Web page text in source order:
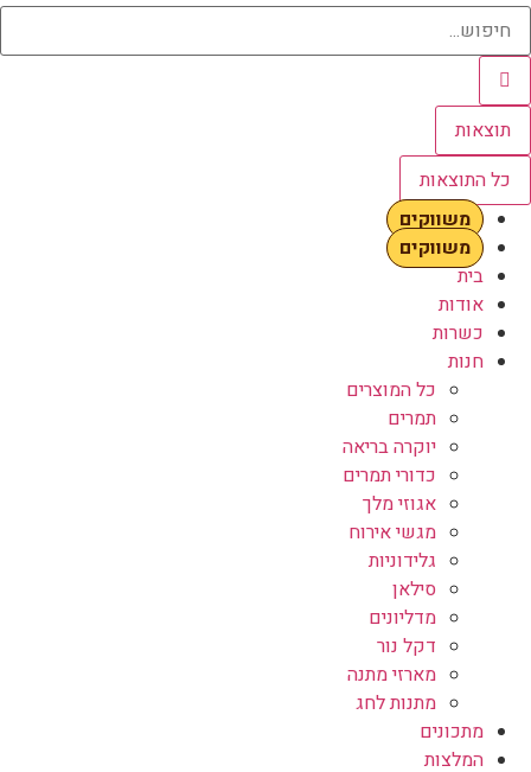
תוצאות
כל התוצאות
משווקים
משווקים
בית
אודות
כשרות
חנות
כל המוצרים
תמרים
יוקרה בריאה
כדורי תמרים
אגוזי מלך
מגשי אירוח
גלידוניות
סילאן
מדליונים
דקל נור
מארזי מתנה
מתנות לחג
מתכונים
המלצות